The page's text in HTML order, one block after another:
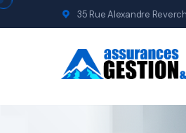
35 Rue Alexandre